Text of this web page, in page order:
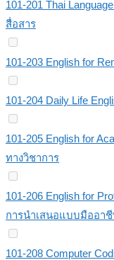
101-201 Thai
สื่อสาร
101-203 English for
101-204 Daily Life
101-205 English for
ทางวิชาการ
101-206 English for
การนำเสนอแบบมืออา
101-208 Computer